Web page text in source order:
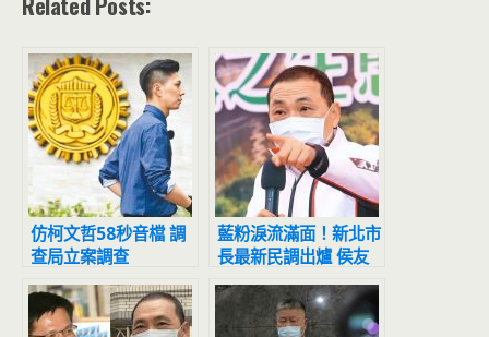
仿柯文哲58秒音檔 調
查局立案調查
藍粉淚流滿面！新北市
長最新民調出爐 侯友
宜超震撼